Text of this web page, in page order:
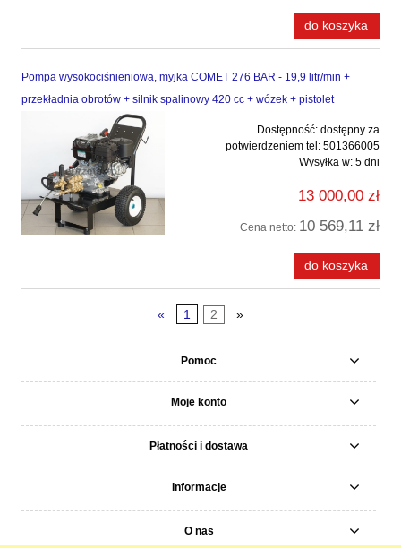
do koszyka
Pompa wysokociśnieniowa, myjka COMET 276 BAR - 19,9 litr/min +
przekładnia obrotów + silnik spalinowy 420 cc + wózek + pistolet
Dostępność: dostępny za
potwierdzeniem tel: 501366005
Wysyłka w: 5 dni
13 000,00 zł
Cena netto: 10 569,11 zł
do koszyka
« 1 2 »
Pomoc
Moje konto
Płatności i dostawa
Informacje
O nas